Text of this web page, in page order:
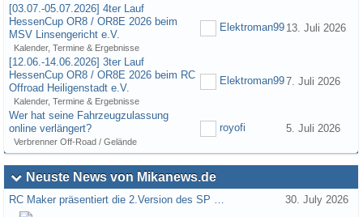
[03.07.-05.07.2026] 4ter Lauf
HessenCup OR8 / OR8E 2026 beim
MSV Linsengericht e.V.
Kalender, Termine & Ergebnisse
Elektroman99 13. Juli 2026
[12.06.-14.06.2026] 3ter Lauf
HessenCup OR8 / OR8E 2026 beim RC
Offroad Heiligenstadt e.V.
Kalender, Termine & Ergebnisse
Elektroman997. Juli 2026
Wer hat seine Fahrzeugzulassung
online verlängert?
Verbrenner Off-Road / Gelände
royofi 5. Juli 2026
Neuste News von Mikanews.de
RC Maker präsentiert die 2.Version des SP … 30. July 2026